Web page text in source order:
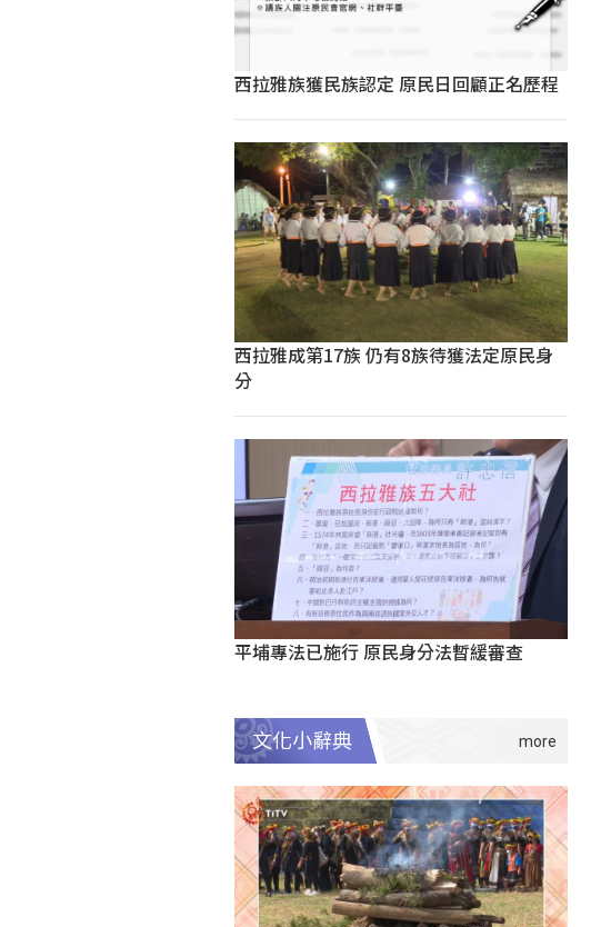
西拉雅族獲民族認定 原民日回顧正名歷程
西拉雅成第17族 仍有8族待獲法定原民身
分
平埔專法已施行 原民身分法暫緩審查
文化小辭典